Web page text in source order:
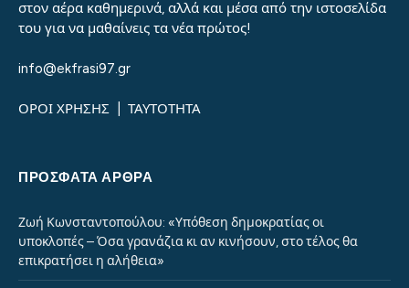
στον αέρα καθημερινά, αλλά και μέσα από την ιστοσελίδα
του για να μαθαίνεις τα νέα πρώτος!
info@ekfrasi97.gr
ΟΡΟΙ ΧΡΗΣΗΣ ΤΑΥΤΟΤΗΤΑ
ΠΡΌΣΦΑΤΑ ΆΡΘΡΑ
Ζωή Κωνσταντοπούλου: «Υπόθεση δημοκρατίας οι
υποκλοπές – Όσα γρανάζια κι αν κινήσουν, στο τέλος θα
επικρατήσει η αλήθεια»